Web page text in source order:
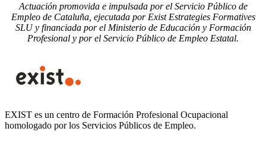
Actuación promovida e impulsada por el Servicio Público de
Empleo de Cataluña, ejecutada por Exist Estrategies Formatives
SLU y financiada por el Ministerio de Educación y Formación
Profesional y por el Servicio Público de Empleo Estatal.
EXIST es un centro de Formación Profesional Ocupacional
homologado por los Servicios Públicos de Empleo.